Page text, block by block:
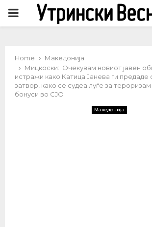
PRIMARY
Home
Македонија
Мицкоски: Очекувам новиот јавен
истражи како Катица Јанева ги предаде
затвор, како се судеа луѓе за
бонуси во СЈО
Македонија